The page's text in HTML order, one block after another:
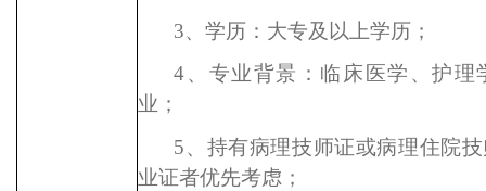
3、学历：大专及 以上学历；
4、专业背景：临床医学、护理
业；
5、 持有病理技师证或病理住院
业证者优先考虑；